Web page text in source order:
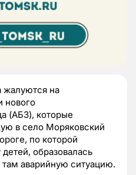
жалуются на
нового
(АБЗ), которые
в село Моряковский
по которой
образовалась
аварийную ситуацию.